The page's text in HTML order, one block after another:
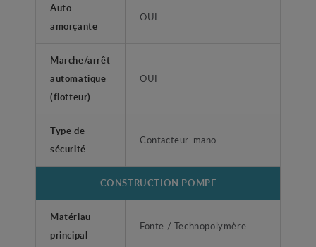
Auto
amorçante
OUI
Marche/arrêt
automatique
(flotteur)
OUI
Type de
sécurité
Contacteur-mano
CONSTRUCTION POMPE
Matériau
principal
Fonte / Technopolymère